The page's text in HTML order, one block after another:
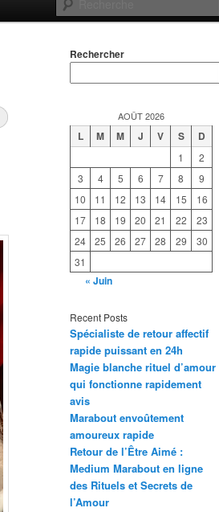
Rechercher
AOÛT 2026
L M M J V S D
1
2
3
4 5 6 7 8
9
10
11 12 13 14 15
16
17
18 19 20 21 22
23
24
25 26 27 28 29
30
31
« Juin
Recent Posts
Spécialiste de retour affectif
rapide puissant en 24h
Magie blanche rituel d’amour
qui fonctionne rapidement
avis
Marabout envoûtement
amoureux rapide
Retour de l’Être Aimé :
Medium Marabout en ligne
des Rituels et Secrets de
l’Amour